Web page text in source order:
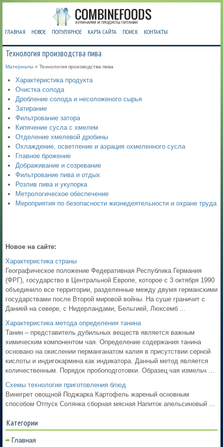
ГЛАВНАЯ НОВОЕ ПОПУЛЯРНОЕ КАРТА САЙТА ПОИСК КОНТАКТЫ
Технология производства пива
Материалы » Технология производства пива
Характеристика продукта
Очистка солода
Дробление солода и несоложеного сырья
Затирание
Фильтрование затора
Кипячение сусла с хмелем
Отделение хмелевой дробины
Охлаждение, осветление и аэрация охмеленного сусла
Главное брожение
Дображивание и созревание
Фильтрование пива и отдых
Розлив пива и укупорка
Метрологическое обеспечение
Мероприятия по безопасности жизнедеятельности и охране труда
Новое на сайте:
Характеристика страны
Географическое положение Федеративная Республика Германия
(ФРГ), государство в Центральной Европе, которое с 3 октября 1990
объединило все территории, разделенные между двумя германскими
государствами после Второй мировой войны. На суше граничит с
Данией на севере, с Нидерландами, Бельгией, Люксемб ...
Характеристика метода определения танина
Танин – представитель дубильных веществ является важным
химическим компонентом чая. Определение содержания танина
основано на окислении перманганатом калия в присутствии серной
кислоты и индигокармина как индикатора. Данный метод является
количественным. Порядок пробоподготовки. Образец чая измельч ...
Схемы технологии приготовления блюд
Винегрет овощной Поджарка Картофель жареный основным
способом Отпуск Солянка сборная мясная Напиток апельсиновый ...
Категории
Главная